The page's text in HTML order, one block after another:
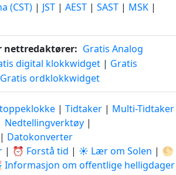
(CST) | JST | AEST | SAST | MSK |
nettredaktører: Gratis Analog
digital klokkwidget | Gratis
Gratis ordklokkwidget
| Tidtaker | Multi-Tidtaker
Nedtellingverktøy |
| Datokonverter
| ⏰ Forstå tid | ☀️ Lær om Solen | 🌕
Informasjon om offentlige helligdager